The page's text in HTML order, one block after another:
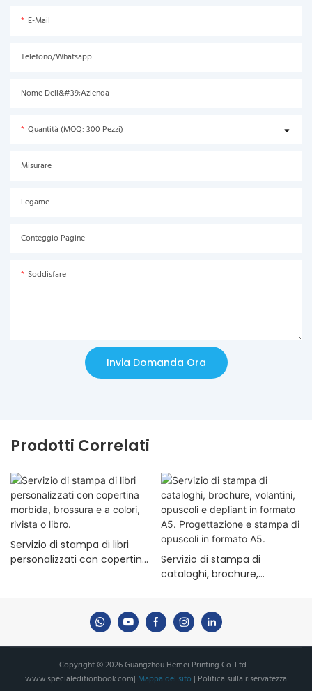
E-Mail
Telefono/Whatsapp
Nome Dell&#39;azienda
Quantità (MOQ: 300 Pezzi)
Misurare
Legame
Conteggio Pagine
Soddisfare
Invia Domanda Ora
Prodotti Correlati
Servizio di stampa di libri
personalizzati con copertina
Servizio di stampa di
cataloghi, brochure,
e stampa di opuscoli in
formato A5.
Copyright © 2026 Guangzhou Hemei Printing Co. Ltd. -
www.specialeditionbook.com| Mappa del sito | Politica sulla riservatezza